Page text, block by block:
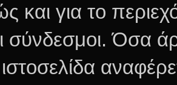
και για το
σύνδεσμοι.Όσα